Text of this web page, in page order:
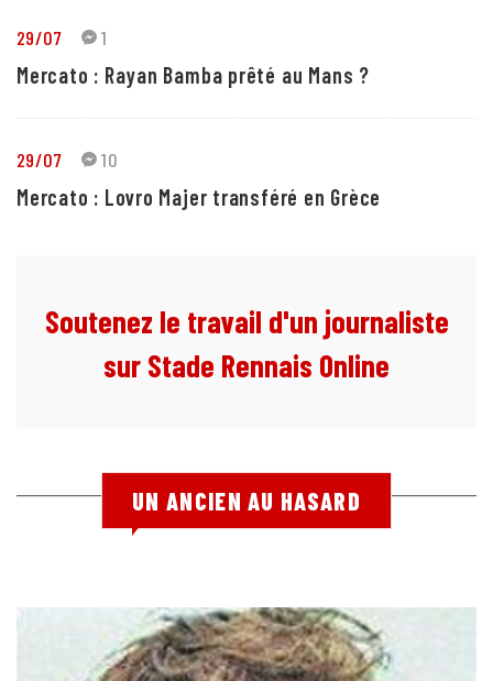
29/07 1
Mercato : Rayan Bamba prêté au Mans ?
29/07 10
Mercato : Lovro Majer transféré en Grèce
Soutenez le travail d'un journaliste
sur Stade Rennais Online
UN ANCIEN AU HASARD